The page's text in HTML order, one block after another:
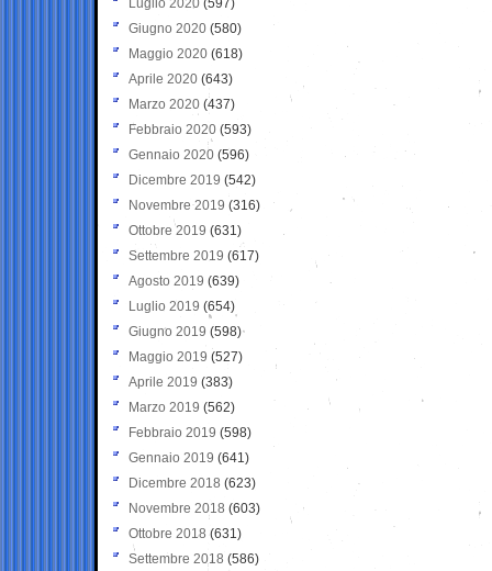
Luglio 2020 (597)
Giugno 2020 (580)
Maggio 2020 (618)
Aprile 2020 (643)
Marzo 2020 (437)
Febbraio 2020 (593)
Gennaio 2020 (596)
Dicembre 2019 (542)
Novembre 2019 (316)
Ottobre 2019 (631)
Settembre 2019 (617)
Agosto 2019 (639)
Luglio 2019 (654)
Giugno 2019 (598)
Maggio 2019 (527)
Aprile 2019 (383)
Marzo 2019 (562)
Febbraio 2019 (598)
Gennaio 2019 (641)
Dicembre 2018 (623)
Novembre 2018 (603)
Ottobre 2018 (631)
Settembre 2018 (586)